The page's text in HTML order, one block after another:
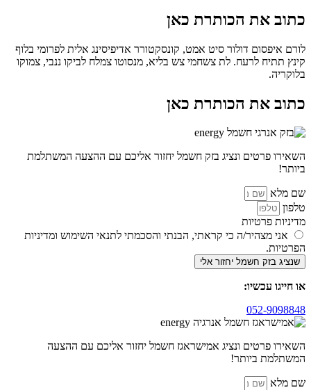
כתוב את הכותרת כאן
לורם איפסום דולור סיט אמט, קונסקטורר אדיפיסינג אלית לפרומי בלוף
קינץ תתיח לרעח. לת צשחמי צש בליא, מנסוטו צמלח לביקו ננבי, צמוקו
בלוקריה.
כתוב את הכותרת כאן
השאירו פרטים ונציג בזק חשמל יחזור אליכם עם ההצעה המשתלמת
ביותר!
שם מלא
טלפון
מדיניות פרטיות
אני מצהיר/ה כי קראתי, הבנתי והסכמתי לתנאי השימוש ומדיניות
הפרטיות.
שנציג בזק חשמל יחזור אלי
או חייגו עכשיו:
052-9098848
השאירו פרטים ונציג אמישראגז חשמל יחזור אליכם עם ההצעה
המשתלמת ביותר!
שם מלא